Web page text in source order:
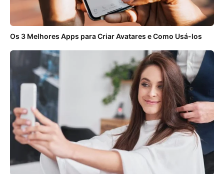
Os 3 Melhores Apps para Criar Avatares e Como Usá-los